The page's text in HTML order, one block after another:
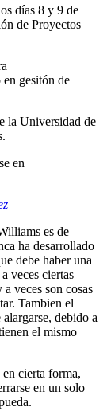
días 8 y 9 de
de Proyectos
gesitón de
la Universidad de
en
es de
ha desarrollado
debe haber una
veces ciertas
veces son cosas
Tambien el
debido a
el mismo
cierta forma,
en un solo